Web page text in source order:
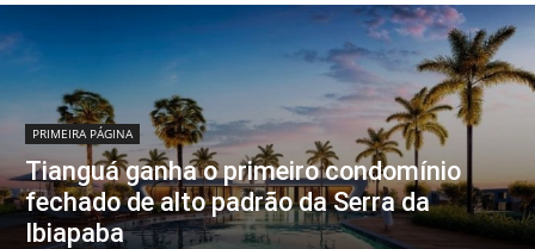
PRIMEIRA PÁGINA
Tianguá ganha o primeiro condomínio
fechado de alto padrão da Serra da
Ibiapaba